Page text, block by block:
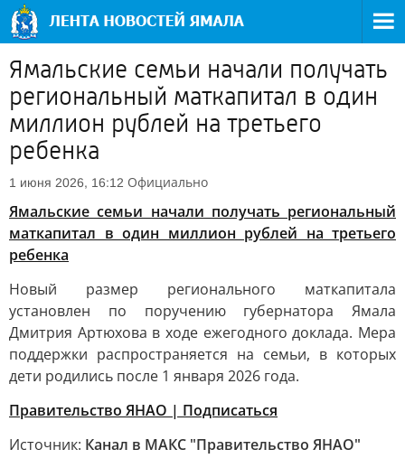
Ямальские семьи начали получать
региональный маткапитал в один
миллион рублей на третьего
ребенка
1 июня 2026, 16:12 Официально
Ямальские семьи начали получать региональный
маткапитал в один миллион рублей на третьего
ребенка
Новый размер регионального маткапитала
установлен по поручению губернатора Ямала
Дмитрия Артюхова в ходе ежегодного доклада. Мера
поддержки распространяется на семьи, в которых
дети родились после 1 января 2026 года.
Правительство ЯНАО | Подписаться
Источник: Канал в МАКС "Правительство ЯНАО"